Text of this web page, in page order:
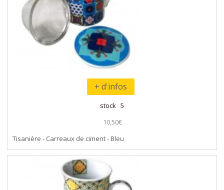
+ d'infos
stock 5
10,50€
Tisanière - Carreaux de ciment - Bleu